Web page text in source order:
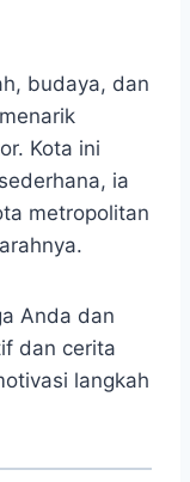
budaya, dan
Kota ini
ia
metropolitan
Anda dan
dan cerita
langkah